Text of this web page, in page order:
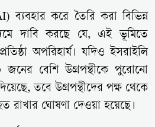
ব্যবহার করে তৈরি করা বিভিন্ন
দাবি করছে যে, এই ভূমিতে
অপরিহার্য। যদিও ইসরাইলি
জনের বেশি উগ্রপন্থীকে পুরোনো
তবে উগ্রপন্থীদের পক্ষ থেকে
রাখার ঘোষণা দেওয়া হয়েছে।